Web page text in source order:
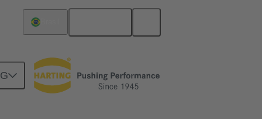
bastidores de abrazadera